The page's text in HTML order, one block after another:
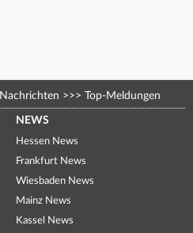
Nachrichten >>> Top-Meldungen
NEWS
Hessen News
Frankfurt News
Wiesbaden News
Mainz News
Kassel News